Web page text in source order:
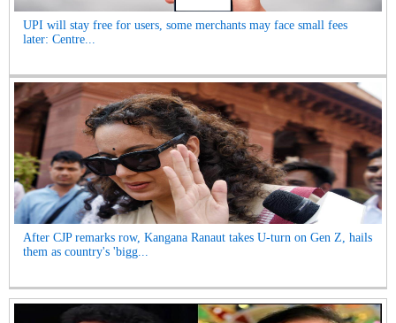
UPI will stay free for users, some merchants may face small fees
later: Centre...
After CJP remarks row, Kangana Ranaut takes U-turn on Gen Z, hails
them as country's 'bigg...